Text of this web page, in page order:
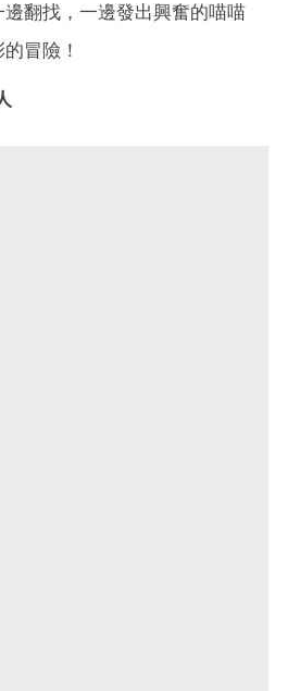
翻找，一邊發出興奮的喵喵
冒險！